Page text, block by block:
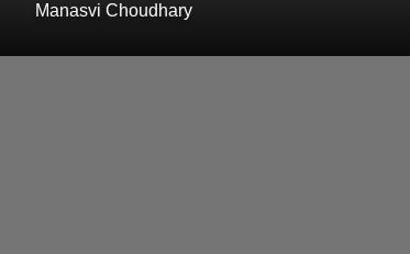
Manasvi Choudhary